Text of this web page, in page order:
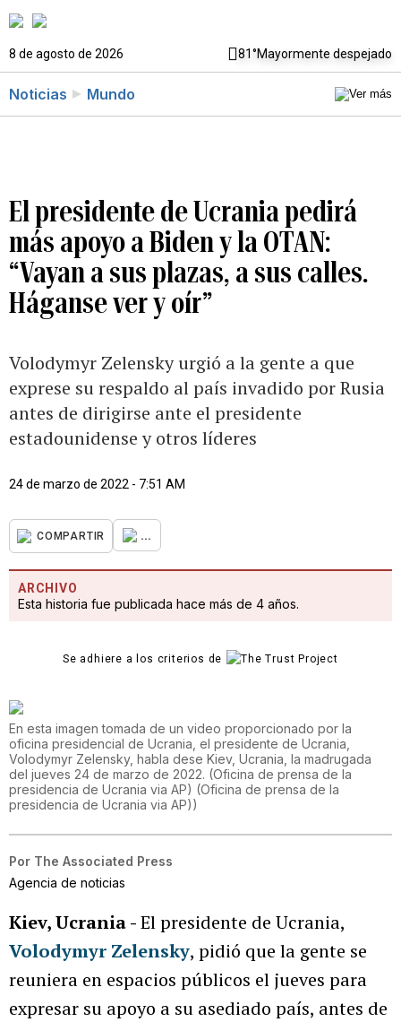
8 de agosto de 2026 81°Mayormente despejado
Noticias Mundo
El presidente de Ucrania pedirá
más apoyo a Biden y la OTAN:
“Vayan a sus plazas, a sus calles.
Háganse ver y oír”
Volodymyr Zelensky urgió a la gente a que
exprese su respaldo al país invadido por Rusia
antes de dirigirse ante el presidente
estadounidense y otros líderes
24 de marzo de 2022 - 7:51 AM
COMPARTIR ...
ARCHIVO
Esta historia fue publicada hace más de 4 años.
Se adhiere a los criterios de
En esta imagen tomada de un video proporcionado por la
oficina presidencial de Ucrania, el presidente de Ucrania,
Volodymyr Zelensky, habla dese Kiev, Ucrania, la madrugada
del jueves 24 de marzo de 2022. (Oficina de prensa de la
presidencia de Ucrania via AP) (Oficina de prensa de la
presidencia de Ucrania via AP))
Por The Associated Press
Agencia de noticias
Kiev, Ucrania -El presidente de Ucrania,
Volodymyr Zelensky, pidió que la gente se
reuniera en espacios públicos el jueves para
expresar su apoyo a su asediado país, antes de